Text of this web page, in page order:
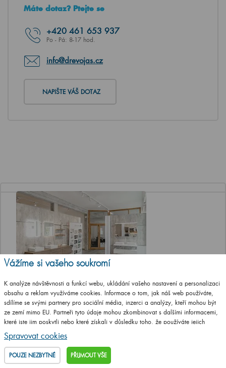
Po - Pá: 8-17 hod.
NAPIŠTE VÁŠ DOTAZ
Otevírací doba
Po, St a Pá 8-12 a 13-17 hod
Út a Čt ZAVŘENO
Adresa prodejny
Jungmannova), 568 02 Svitavy
Vážíme si vašeho soukromí
K analýze návštěvnosti a funkcí webu, ukládání vašeho nastavení a personalizaci
obsahu a reklam využíváme cookies. Informace o tom, jak náš web používáte,
sdílíme se svými partnery pro sociální média, inzerci a analýzy, kteří mohou být
ze zemí mimo EU. Partneři tyto údaje mohou zkombinovat s dalšími informacemi,
které jste jim poskytli nebo které získali v důsledku toho, že používáte jejich
služby.
Podrobné informace
Spravovat cookies
POUZE NEZBYTNÉ PŘIJMOUT VŠE